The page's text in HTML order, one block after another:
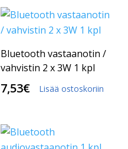
Bluetooth vastaanotin /
vahvistin 2 x 3W 1 kpl
7,53€ Lisää ostoskoriin